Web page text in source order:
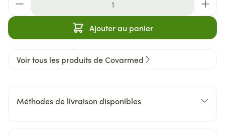
Ajouter au panier
Voir tous les produits de Covarmed
Méthodes de livraison disponibles